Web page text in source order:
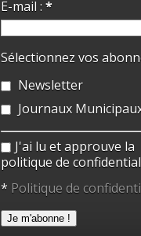
E-mail : *
Sélectionnez vos
Newsletter
Journaux
J'ai lu et approuve la
politique de
* Politique de